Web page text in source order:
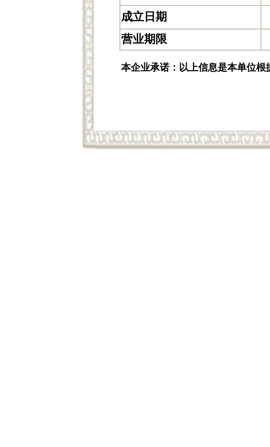
成立日期
营业期限
本企业承诺：以上信息是本单位根